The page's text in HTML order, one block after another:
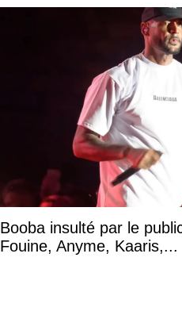
Booba insulté par le
Fouine, Anyme, Kaaris,...